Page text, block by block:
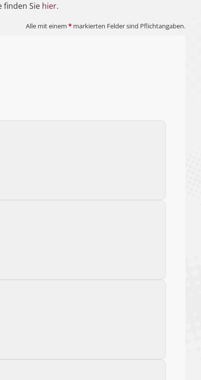
finden Sie hier.
Alle mit einem * markierten Felder sind Pflichtangaben.